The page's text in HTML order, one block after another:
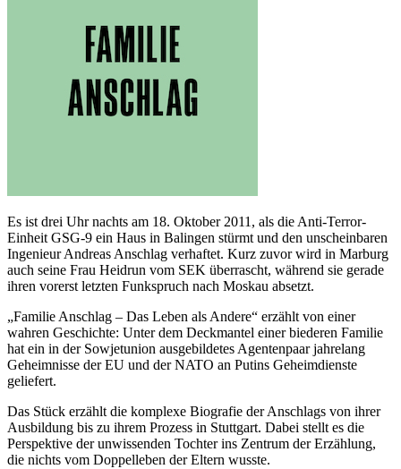
Es ist drei Uhr nachts am 18. Oktober 2011, als die Anti-Terror-
Einheit GSG-9 ein Haus in Balingen stürmt und den unscheinbaren
Ingenieur Andreas Anschlag verhaftet. Kurz zuvor wird in Marburg
auch seine Frau Heidrun vom SEK überrascht, während sie gerade
ihren vorerst letzten Funkspruch nach Moskau absetzt.
„Familie Anschlag – Das Leben als Andere“ erzählt von einer
wahren Geschichte: Unter dem Deckmantel einer biederen Familie
hat ein in der Sowjetunion ausgebildetes Agentenpaar jahrelang
Geheimnisse der EU und der NATO an Putins Geheimdienste
geliefert.
Das Stück erzählt die komplexe Biografie der Anschlags von ihrer
Ausbildung bis zu ihrem Prozess in Stuttgart. Dabei stellt es die
Perspektive der unwissenden Tochter ins Zentrum der Erzählung,
die nichts vom Doppelleben der Eltern wusste.